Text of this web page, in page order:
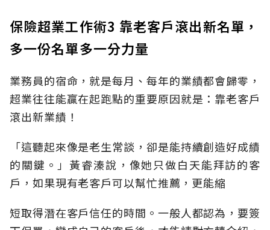
保險超業工作術3 靠老客戶滾出新名單，
多一份名單多一分力量
業務員的宿命，就是每月、每年的業績都會歸零，
超業往往能贏在起跑點的重要原因就是：靠老客戶
滾出新業績！
「這聽起來像是老生常談，卻是能持續創造好成績
的關鍵。」黃睿溱說，像她只做白天能拜訪的客
戶，如果現有老客戶可以幫忙推薦，更能縮
短取得潛在客戶信任的時間。一般人都認為，要簽